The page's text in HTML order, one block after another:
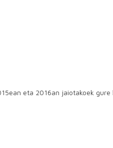
eta 2016an jaiotakoek